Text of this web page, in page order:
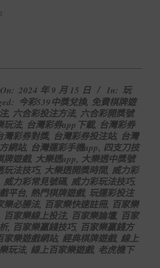
On: 2024 年 9 月 15 日 In: 玩
今彩539中獎兌換, 免費棋牌遊
, 六合彩投注方法, 六合彩開獎號
玩法, 台灣彩券app下載, 台灣彩券
灣彩券對獎, 台灣彩券投注站, 台灣
網站, 台灣運彩手機app, 四支刀技
牌遊戲, 大樂透app, 大樂透中獎號
玩法技巧, 大樂透開獎時間, 威力彩
威力彩常見號碼, 威力彩玩法技巧,
平台, 熱門棋牌遊戲, 玩運彩投注
樂必勝法, 百家樂快速註冊, 百家樂
百家樂線上投注, 百家樂論壇, 百家
, 百家樂贏錢技巧, 百家樂贏錢方
家樂遊戲網站, 經典棋牌遊戲, 線上
玩法, 線上百家樂遊戲, 老虎機下